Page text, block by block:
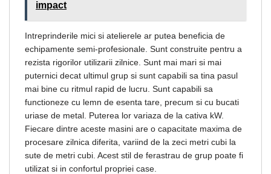
impact
Intreprinderile mici si atelierele ar putea beneficia de
echipamente semi-profesionale. Sunt construite pentru a
rezista rigorilor utilizarii zilnice. Sunt mai mari si mai
puternici decat ultimul grup si sunt capabili sa tina pasul
mai bine cu ritmul rapid de lucru. Sunt capabili sa
functioneze cu lemn de esenta tare, precum si cu bucati
uriase de metal. Puterea lor variaza de la cativa kW.
Fiecare dintre aceste masini are o capacitate maxima de
procesare zilnica diferita, variind de la zeci metri cubi la
sute de metri cubi. Acest stil de ferastrau de grup poate fi
utilizat si in confortul propriei case.